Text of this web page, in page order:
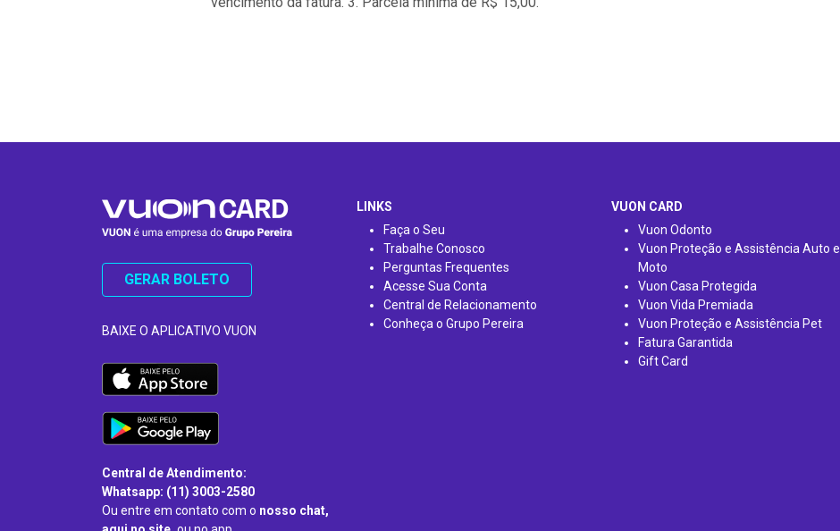
GERAR BOLETO
BAIXE O APLICATIVO VUON
Central de Atendimento:
Whatsapp: (11) 3003-2580
Ou entre em contato com o nosso chat,
LINKS
Faça o Seu
Trabalhe Conosco
Perguntas Frequentes
Acesse Sua Conta
Central de Relacionamento
Conheça o Grupo Pereira
VUON CARD
Vuon Odonto
Vuon Proteção e Assistência Auto e
Moto
Vuon Casa Protegida
Vuon Vida Premiada
Vuon Proteção e Assistência Pet
Fatura Garantida
Gift Card